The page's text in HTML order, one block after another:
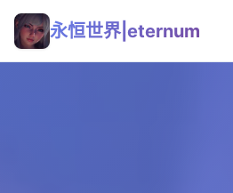
永恒世界|eternum